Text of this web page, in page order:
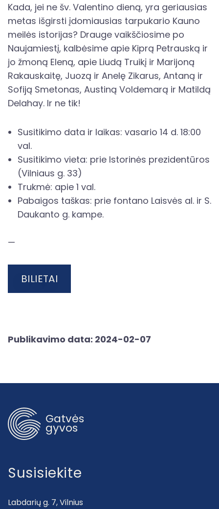
Kada, jei ne šv. Valentino dieną, yra geriausias
metas išgirsti įdomiausias tarpukario Kauno
meilės istorijas? Drauge vaikščiosime po
Naujamiestį, kalbėsime apie Kiprą Petrauską ir
jo žmoną Eleną, apie Liudą Truikį ir Marijoną
Rakauskaitę, Juozą ir Anelę Zikarus, Antaną ir
Sofiją Smetonas, Austiną Voldemarą ir Matildą
Delahay. Ir ne tik!
Susitikimo data ir laikas: vasario 14 d. 18:00
val.
Susitikimo vieta: prie Istorinės prezidentūros
(Vilniaus g. 33)
Trukmė: apie 1 val.
Pabaigos taškas: prie fontano Laisvės al. ir S.
Daukanto g. kampe.
—
BILIETAI
Publikavimo data: 2024-02-07
Gatvės
gyvos
Susisiekite
Labdarių g. 7, Vilnius